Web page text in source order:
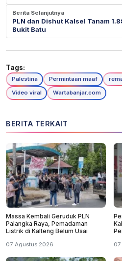
Berita Selanjutnya
PLN dan Dishut Kalsel Tanam
Bukit Batu
Tags:
Palestina Permintaan maaf
Video viral
Wartabanjar.com
BERITA TERKAIT
Massa Kembali Geruduk PLN
Palangka Raya, Pemadaman
Listrik di Kalteng Belum Usai
07 Agustus 2026